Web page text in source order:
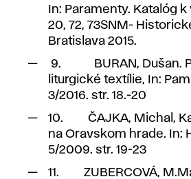
In: Paramenty. Katalóg k
20, 72, 73SNM-
Bratislava 2015.
9. BURAN, Dušan.
liturgické textílie, In:
3/2016. str. 18.-20
10. ČAJKA, Michal,
na Oravskom hrade. In:
5/2009. str. 19-23
11. ZUBERCOVÁ,